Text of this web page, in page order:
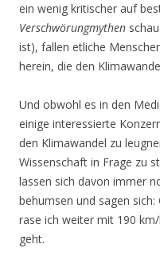
ein wenig kritischer auf
Verschwörungmythen
ist), fallen etliche
herein, die den
Und obwohl es in den
einige interessierte
den Klimawandel zu
Wissenschaft in Frage zu
lassen sich davon immer
behumsen und sagen
rase ich weiter mit 190
geht.